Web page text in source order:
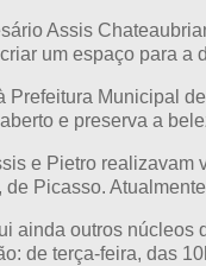
Assis
um espaço para a
Prefeitura Municipal
e preserva a
e Pietro
de Picasso.
ainda outros
de terça-feira, das